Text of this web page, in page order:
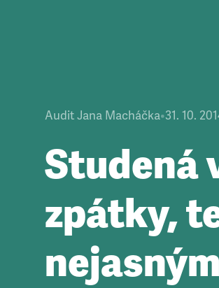
Audit Jana Macháčka•31. 10.
Studená
zpátky,